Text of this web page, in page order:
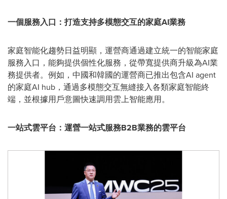
一個服務入口：打造支持多模態交互的家庭AI業務
家庭智能化趨勢日益明顯，運營商通過建立統一的智能家庭
服務入口，能夠提供個性化服務，從帶寬提供商升級為AI業
務提供者。例如，中國和韓國的運營商已推出包含AI agent
的家庭AI hub，通過多模態交互無縫接入各類家庭智能終
端，並根據用戶意圖快速調用雲上智能應用。
一站式雲平台：運營一站式服務B2B業務的雲平台